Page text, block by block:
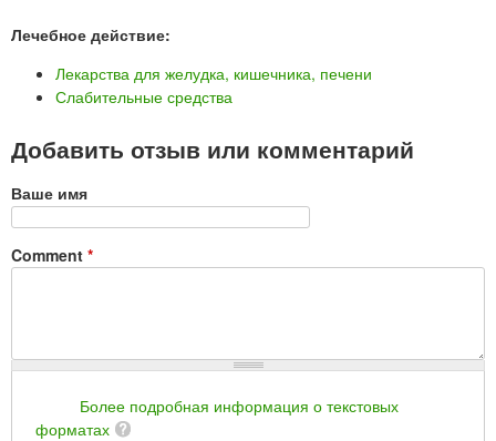
Лечебное действие:
Лекарства для желудка, кишечника, печени
Слабительные средства
Добавить отзыв или комментарий
Ваше имя
Comment *
Более подробная информация о текстовых
форматах